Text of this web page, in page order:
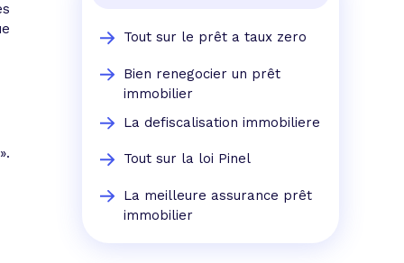
».
Tout sur le prêt a taux zero
Bien renegocier un prêt
immobilier
La defiscalisation immobiliere
Tout sur la loi Pinel
La meilleure assurance prêt
immobilier